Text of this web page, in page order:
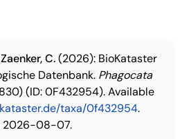
C.(2026): BioKataster
Datenbank. Phagocata
(ID: 0F432954). Available
taxa/0f432954.
2026-08-07.